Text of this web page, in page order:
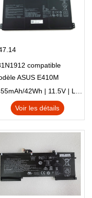
compatible
ASUS E410M
L410MA
3455mAh/42Wh | 11.5V | Li-ion ...
Voir les détails